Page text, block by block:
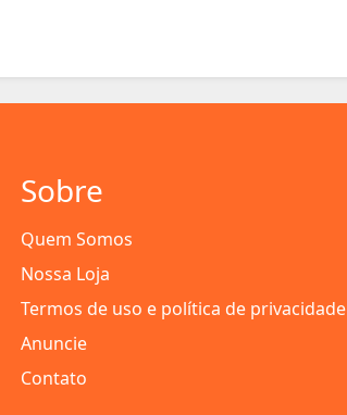
Sobre
Quem Somos
Nossa Loja
Termos de uso e política de privacidade
Anuncie
Contato